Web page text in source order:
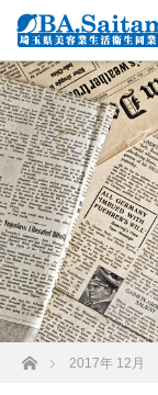
ホーム2017年 12月